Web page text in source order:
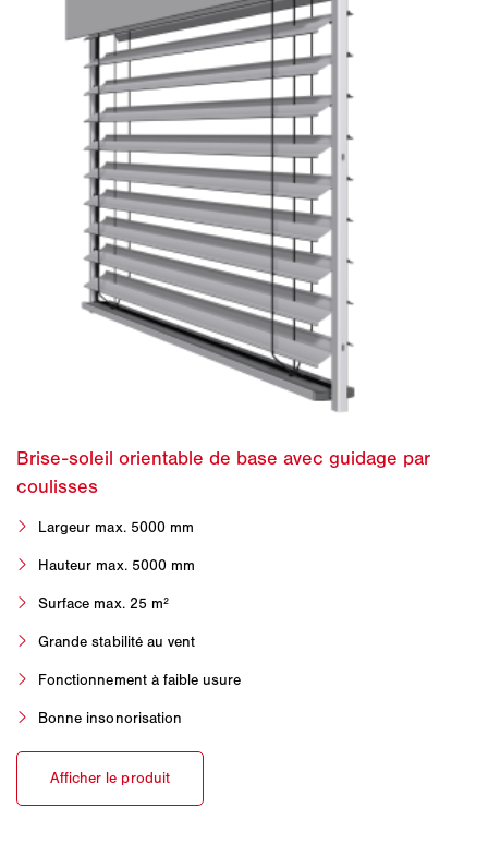
Largeur max. 5000 mm
Hauteur max. 5000 mm
Surface max. 25 m²
Grande stabilité au vent
Fonctionnement à faible usure
Bonne insonorisation